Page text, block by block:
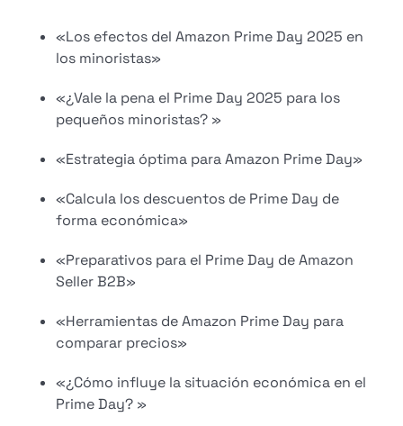
«Los efectos del Amazon Prime Day 2025 en
los minoristas»
«¿Vale la pena el Prime Day 2025 para los
pequeños minoristas? »
«Estrategia óptima para Amazon Prime Day»
«Calcula los descuentos de Prime Day de
forma económica»
«Preparativos para el Prime Day de Amazon
Seller B2B»
«Herramientas de Amazon Prime Day para
comparar precios»
«¿Cómo influye la situación económica en el
Prime Day? »